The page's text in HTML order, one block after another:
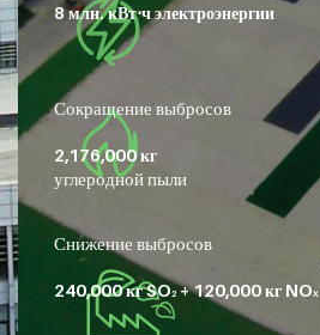
8 млн. кВт⋅ч электроэнергии
Сокращение выбросов
2,176,000 кг
углеродной пыли
Снижение выбросов
240,000 кг SO2+ 120,000 кг NOX